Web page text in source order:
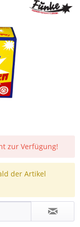
zur Verfügung!
der Artikel